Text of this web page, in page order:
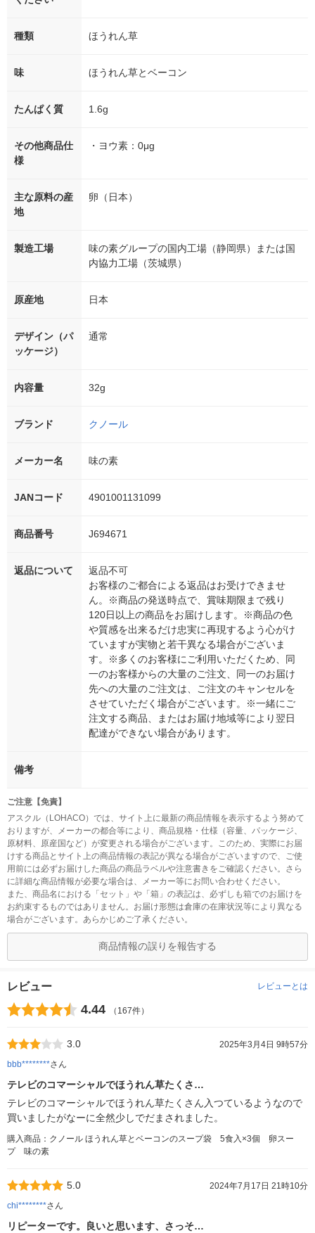
種類 ほうれん草
味 ほうれん草とベーコン
たんぱく質 1.6g
その他商品仕
様
・ヨウ素：0μg
主な原料の産
地
卵（日本）
製造工場
味の素グループの国内工場（静岡県）または国
内協力工場（茨城県）
原産地 日本
デザイン（パ
ッケージ）
通常
内容量 32g
ブランド クノール
メーカー名 味の素
JANコード 4901001131099
商品番号 J694671
返品について
返品不可
お客様のご都合による返品はお受けできませ
ん。※商品の発送時点で、賞味期限まで残り
120日以上の商品をお届けします。※商品の色
や質感を出来るだけ忠実に再現するよう心がけ
ていますが実物と若干異なる場合がございま
す。※多くのお客様にご利用いただくため、同
一のお客様からの大量のご注文、同一のお届け
先への大量のご注文は、ご注文のキャンセルを
させていただく場合がございます。※一緒にご
注文する商品、またはお届け地域等により翌日
配達ができない場合があります。
備考
ご注意【免責】
アスクル（LOHACO）では、サイト上に最新の商品情報を表示するよう努めて
おりますが、メーカーの都合等により、商品規格・仕様（容量、パッケージ、
原材料、原産国など）が変更される場合がございます。このため、実際にお届
けする商品とサイト上の商品情報の表記が異なる場合がございますので、ご使
用前には必ずお届けした商品の商品ラベルや注意書きをご確認ください。さら
に詳細な商品情報が必要な場合は、メーカー等にお問い合わせください。
また、商品名における「セット」や「箱」の表記は、必ずしも箱でのお届けを
お約束するものではありません。お届け形態は倉庫の在庫状況等により異なる
場合がございます。あらかじめご了承ください。
商品情報の誤りを報告する
レビュー レビューとは
4.44 （167件）
3.0
2025年3月4日 9時57分
bbb********さん
テレビのコマーシャルでほうれん草たくさ…
テレビのコマーシャルでほうれん草たくさん入つているようなので
買いましたがなーに全然少しでだまされました。
購入商品：クノール ほうれん草とベーコンのスープ袋 5食入×3個 卵スー
プ 味の素
5.0
2024年7月17日 21時10分
chi********さん
リピーターです。良いと思います、さっそ…